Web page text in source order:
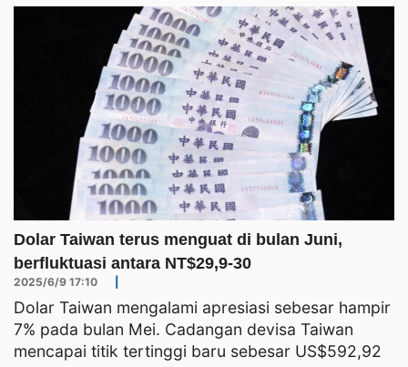
Dolar Taiwan terus menguat di bulan Juni,
berfluktuasi antara NT$29,9-30
2025/6/9 17:10
Dolar Taiwan mengalami apresiasi sebesar hampir
7% pada bulan Mei. Cadangan devisa Taiwan
mencapai titik tertinggi baru sebesar US$592,92